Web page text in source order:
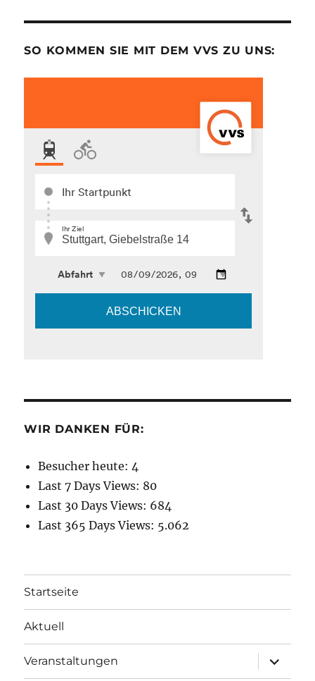
SO KOMMEN SIE MIT DEM VVS ZU UNS:
WIR DANKEN FÜR:
Besucher heute: 4
Last 7 Days Views: 80
Last 30 Days Views: 684
Last 365 Days Views: 5.062
Startseite
Aktuell
Veranstaltungen
öffnen